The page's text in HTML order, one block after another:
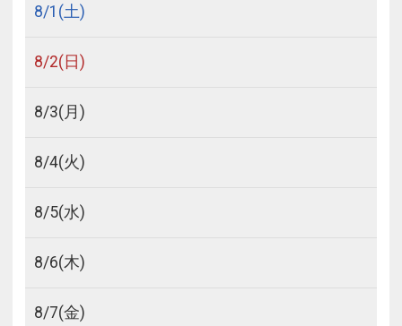
8/1 (土)
8/2(日)
8/3(月)
8/4(火)
8/5(水)
8/6(木)
8/7(金)